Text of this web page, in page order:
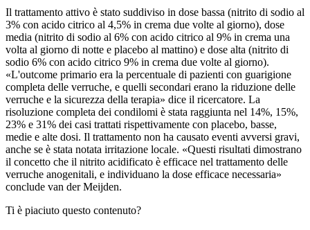
Il trattamento attivo è stato suddiviso in dose bassa (nitrito di sodio al
3% con acido citrico al 4,5% in crema due volte al giorno), dose
media (nitrito di sodio al 6% con acido citrico al 9% in crema una
volta al giorno di notte e placebo al mattino) e dose alta (nitrito di
sodio 6% con acido citrico 9% in crema due volte al giorno).
«L'outcome primario era la percentuale di pazienti con guarigione
completa delle verruche, e quelli secondari erano la riduzione delle
verruche e la sicurezza della terapia» dice il ricercatore. La
risoluzione completa dei condilomi è stata raggiunta nel 14%, 15%,
23% e 31% dei casi trattati rispettivamente con placebo, basse,
medie e alte dosi. Il trattamento non ha causato eventi avversi gravi,
anche se è stata notata irritazione locale. «Questi risultati dimostrano
il concetto che il nitrito acidificato è efficace nel trattamento delle
verruche anogenitali, e individuano la dose efficace necessaria»
conclude van der Meijden.
Ti è piaciuto questo contenuto?